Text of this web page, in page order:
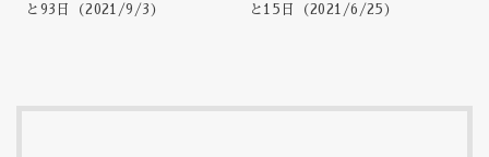
と93日（2021/9/3）
と15日（2021/6/25）